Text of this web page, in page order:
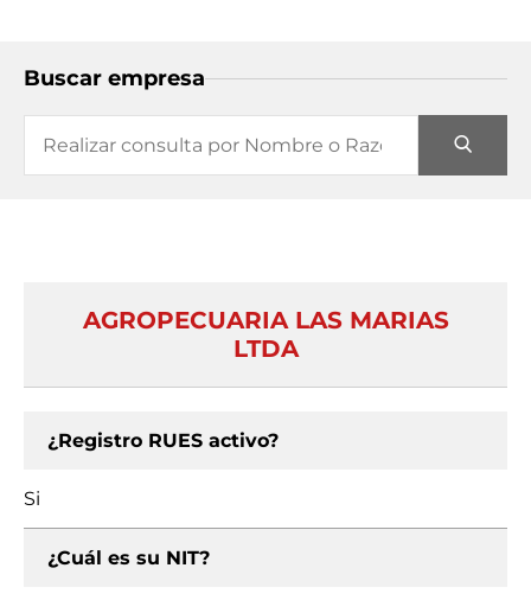
Buscar empresa
AGROPECUARIA LAS MARIAS
LTDA
¿Registro RUES activo?
Si
¿Cuál es su NIT?